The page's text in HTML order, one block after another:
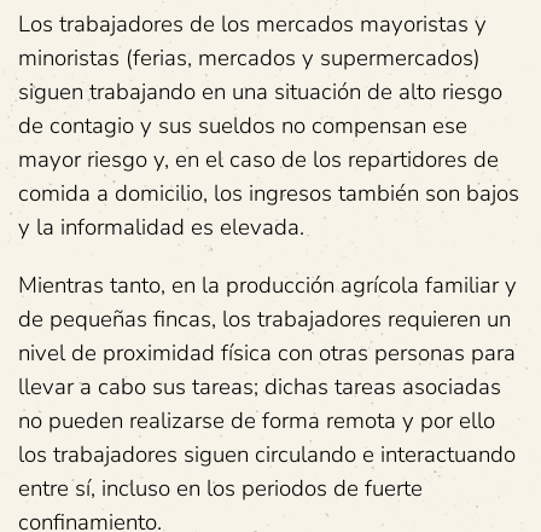
Los trabajadores de los mercados mayoristas y
minoristas (ferias, mercados y supermercados)
siguen trabajando en una situación de alto riesgo
de contagio y sus sueldos no compensan ese
mayor riesgo y, en el caso de los repartidores de
comida a domicilio, los ingresos también son bajos
y la informalidad es elevada.
Mientras tanto, en la producción agrícola familiar y
de pequeñas fincas, los trabajadores requieren un
nivel de proximidad física con otras personas para
llevar a cabo sus tareas; dichas tareas asociadas
no pueden realizarse de forma remota y por ello
los trabajadores siguen circulando e interactuando
entre sí, incluso en los periodos de fuerte
confinamiento.